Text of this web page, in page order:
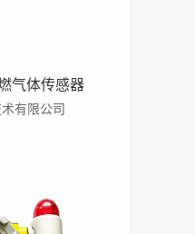
气体传感器
有限公司